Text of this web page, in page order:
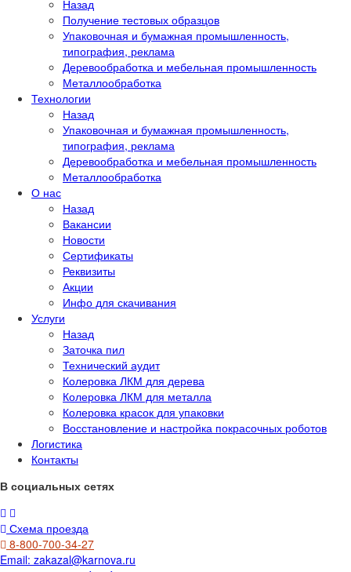
Назад
Получение тестовых образцов
Упаковочная и бумажная промышленность,
типография, реклама
Деревообработка и мебельная промышленность
Металлообработка
Технологии
Назад
Упаковочная и бумажная промышленность,
типография, реклама
Деревообработка и мебельная промышленность
Металлообработка
О нас
Назад
Вакансии
Новости
Сертификаты
Реквизиты
Акции
Инфо для скачивания
Услуги
Назад
Заточка пил
Технический аудит
Колеровка ЛКМ для дерева
Колеровка ЛКМ для металла
Колеровка красок для упаковки
Восстановление и настройка покрасочных роботов
Логистика
Контакты
В социальных сетях
Схема проезда
8-800-700-34-27
Email: zakazal@karnova.ru